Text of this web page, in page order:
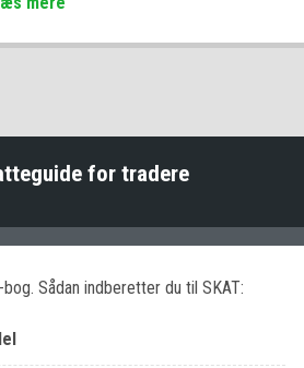
for tradere
Sådan indberetter du til SKAT: